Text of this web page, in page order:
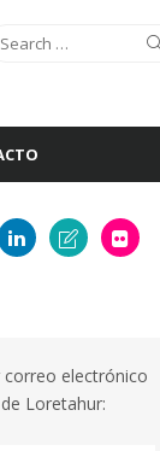
correo electrónico
Loretahur: